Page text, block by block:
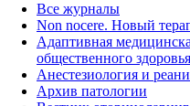
Все журналы
Non nocere. Новый
Адаптивная
общественного здоровья
Анестезиология и
Архив патологии